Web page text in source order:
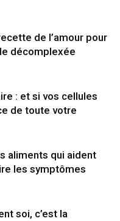
de l’amour pour
décomplexée
: et si vos cellules
de toute votre
aliments qui aident
les symptômes
soi, c’est la